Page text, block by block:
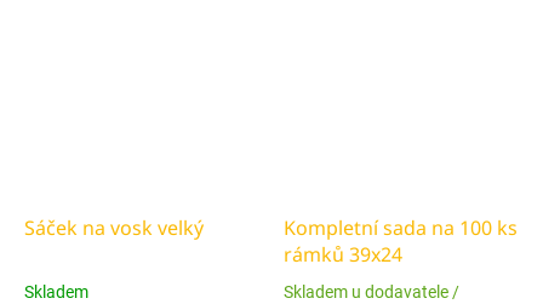
Sáček na vosk velký
Skladem
Kompletní sada na 100 ks
rámků 39x24
Skladem u dodavatele /